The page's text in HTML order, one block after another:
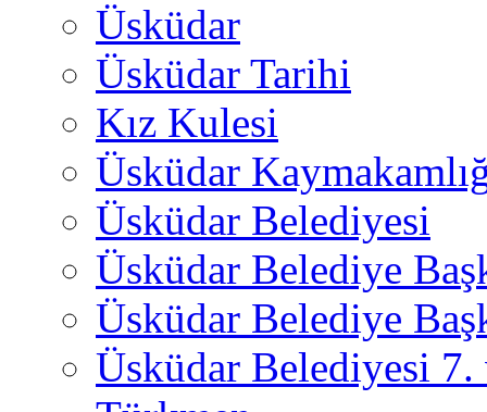
Üsküdar
Üsküdar Tarihi
Kız Kulesi
Üsküdar
Üsküdar Belediyesi
Üsküdar Belediye
Üsküdar Belediye
Üsküdar Belediyesi